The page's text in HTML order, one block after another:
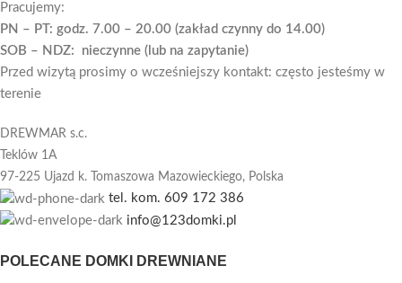
Pracujemy:
PN – PT: godz. 7.00 – 20.00 (zakład czynny do 14.00)
SOB – NDZ: nieczynne (lub na zapytanie)
Przed wizytą prosimy o wcześniejszy kontakt: często jesteśmy w
terenie
DREWMAR s.c.
Teklów 1A
97-225 Ujazd k. Tomaszowa Mazowieckiego, Polska
tel. kom. 609 172 386
info@123domki.pl
POLECANE DOMKI DREWNIANE